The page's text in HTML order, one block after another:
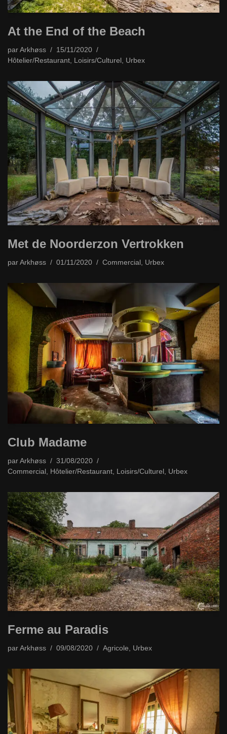
At the End of the Beach
par Arkhøss
15/11/2020
Hôtelier/Restaurant Loisirs/Culturel Urbex
Met de Noorderzon Vertrokken
par Arkhøss 01/11/2020 Commercial Urbex
Club Madame
par Arkhøss
31/08/2020
Commercial Hôtelier/Restaurant Loisirs/Culturel Urbex
Ferme au Paradis
par Arkhøss 09/08/2020 Agricole Urbex